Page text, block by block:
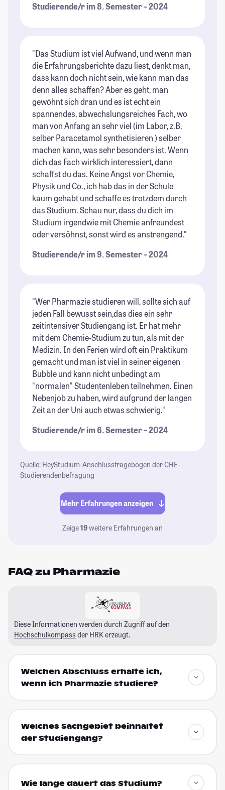
Studierende/r im 8. Semester – 2024
"Das Studium ist viel Aufwand, und wenn man
die Erfahrungsberichte dazu liest, denkt man,
dass kann doch nicht sein, wie kann man das
denn alles schaffen? Aber es geht, man
gewöhnt sich dran und es ist echt ein
spannendes, abwechslungsreiches Fach, wo
man von Anfang an sehr viel (im Labor, z.B.
selber Paracetamol synthetisieren ) selber
machen kann, was sehr besonders ist. Wenn
dich das Fach wirklich interessiert, dann
schaffst du das. Keine Angst vor Chemie,
Physik und Co., ich hab das in der Schule
kaum gehabt und schaffe es trotzdem durch
das Studium. Schau nur, dass du dich im
Studium irgendwie mit Chemie anfreundest
oder versöhnst, sonst wird es anstrengend."
Studierende/r im 9. Semester – 2024
"Wer Pharmazie studieren will, sollte sich auf
jeden Fall bewusst sein,das dies ein sehr
zeitintensiver Studiengang ist. Er hat mehr
mit dem Chemie-Studium zu tun, als mit der
Medizin. In den Ferien wird oft ein Praktikum
gemacht und man ist viel in seiner eigenen
Bubble und kann nicht unbedingt am
"normalen" Studentenleben teilnehmen. Einen
Nebenjob zu haben, wird aufgrund der langen
Zeit an der Uni auch etwas schwierig."
Studierende/r im 6. Semester – 2024
Quelle: HeyStudium-Anschlussfragebogen der CHE-
Studierendenbefragung
Mehr Erfahrungen anzeigen
Zeige19weitere Erfahrungen an
FAQ zu Pharmazie
Diese Informationen werden durch Zugriff auf den
Hochschulkompass der HRK erzeugt.
Welchen Abschluss erhalte ich,
wenn ich Pharmazie studiere?
Welches Sachgebiet beinhaltet
der Studiengang?
Wie lange dauert das Studium?